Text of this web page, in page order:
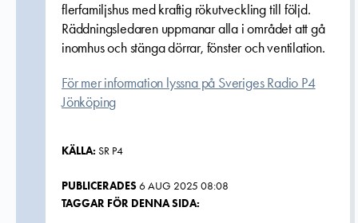
flerfamiljshus med kraftig rökutveckling till följd.
Räddningsledaren uppmanar alla i området att gå
inomhus och stänga dörrar, fönster och ventilation.
För mer information lyssna på Sveriges Radio P4
Jönköping
KÄLLA: SR P4
PUBLICERADES6 AUG 2025 08:08
TAGGAR FÖR DENNA SIDA: